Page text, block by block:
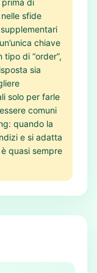
prima di
sfide
chiave
di “order”,
sia
solo per farle
comuni
quando la
e si adatta
quasi sempre